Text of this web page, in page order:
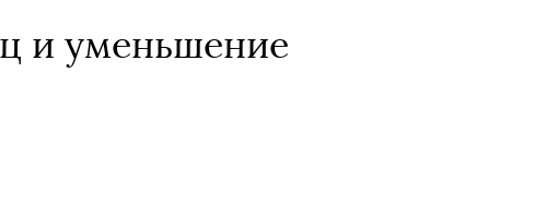
и уменьшение